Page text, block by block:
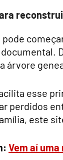
pode
árvore
esse
perdidos
este
Vem aí